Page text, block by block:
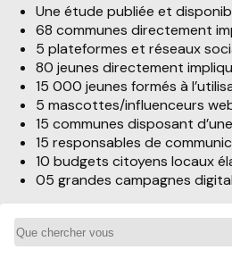
Une étude publiée et
68 communes directement
5 plateformes et réseaux
80 jeunes directement
15 000 jeunes formés à
5 mascottes/influenceurs
15 communes disposant
15 responsables de
10 budgets citoyens locaux
05 grandes campagnes